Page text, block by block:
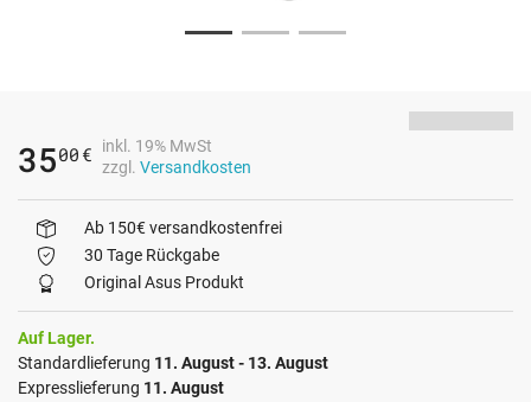
3500 €
inkl. 19% MwSt
zzgl. Versandkosten
Ab 150€ versandkostenfrei
30 Tage Rückgabe
Original Asus Produkt
Auf Lager.
Standardlieferung 11. August - 13. August
Expresslieferung 11. August